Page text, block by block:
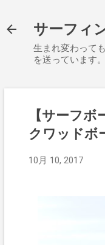
サーフィ
生まれ変わって
を送っています
【サーフ
クワッドボ
10月 10, 2017